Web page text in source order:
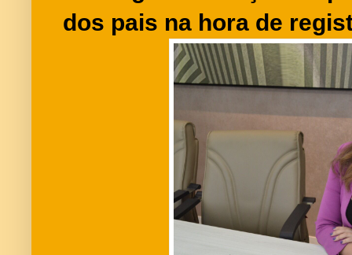
dos pais na hora de